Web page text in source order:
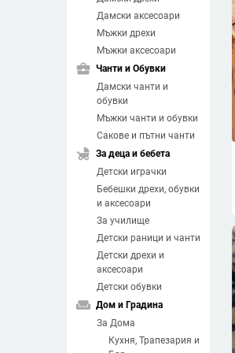
Дамски аксесоари
Мъжки дрехи
Мъжки аксесоари
business_center Чанти и Обувки
Дамски чанти и
обувки
Мъжки чанти и обувки
Сакове и пътни чанти
child_friendly За деца и бебета
Детски играчки
Бебешки дрехи, обувки
и аксесоари
За училище
Детски раници и чанти
Детски дрехи и
аксесоари
Детски обувки
weekend Дом и Градина
За Дома
Кухня, Трапезария и